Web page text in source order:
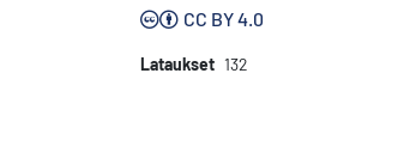
CC BY 4.0
Lataukset 132